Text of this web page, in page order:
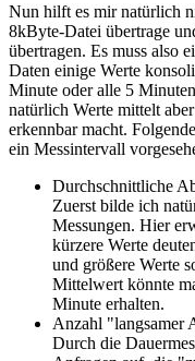
Nun hilft es mir natürlich
8kByte-Datei übertrage
übertragen. Es muss also
Daten einige Werte
Minute oder alle 5
natürlich Werte mittelt
erkennbar macht.
ein Messintervall
Durchschnittliche
Zuerst bilde ich
Messungen. Hier
kürzere Werte
und größere Werte
Mittelwert könnte
Minute erhalten.
Anzahl "langsamer
Durch die